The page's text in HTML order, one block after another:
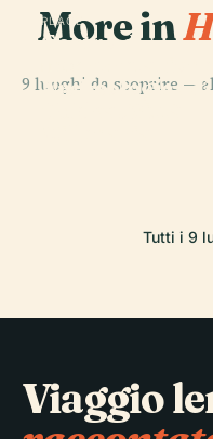
More in
9 luoghi da scoprire —
Nuevo
PLACE
Centro di
Archeologica di
Tutti i 9
Viaggio